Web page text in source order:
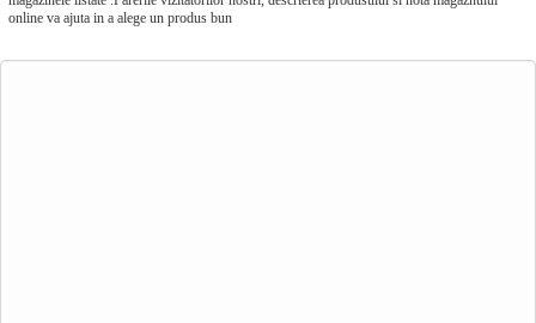
online va ajuta in a alege un produs bun